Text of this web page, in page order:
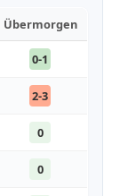
Übermorgen
0-1
2-3
0
0